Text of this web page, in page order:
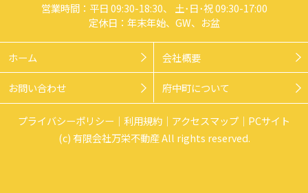
営業時間：平日 09:30-18:30、 土･日･祝 09:30-17:00
定休日：年末年始、GW、お盆
ホーム 会社概要
お問い合わせ 府中町について
プライバシーポリシー 利用規約 アクセスマップ
PCサイト
(c) 有限会社万栄不動産 All rights reserved.